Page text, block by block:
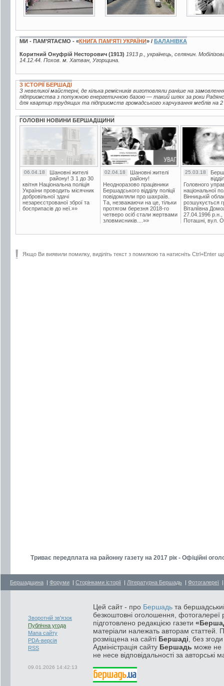
МИ - ПАМ’ЯТАЄМО - «КНИГА ПАМ’ЯТІ УКРАЇНИ» / БАЛАНІВКА
Коритний Онуфрій Несторович (1913) 1913 р., українець, селянин.
14.12.44. Похов. м. Хатван, Угорщина.
З ІСТОРІЇ БЕРШАДІ
З невеликої майстерні, де кілька ремісників виготовляли раніше на
підприємства з потужною енергетичною базою — такий шлях за роки
для квартир трудящих та підприємств громадського харчування меблів на
ГОЛОВНІ НОВИНИ БЕРШАДЩИНИ
06.04.18
Шановні жителі
району! З 1 до 30
квітня Національна поліція
України проводить місячник
добровільної здачі
незареєстрованої зброї та
боєприпасів до неї.»»
02.04.18
Шановні жителі
району!
Неодноразово працівники
Бершадського відділу поліції
повідомляли про шахраїв.
Та, незважаючи на це, тільки
протягом березня 2018-го
четверо осіб стали жертвами
зловмисників....»»
25.03.18
Головного
національної
Вінницькій
розшукується
Віталіївна
27.04.1996 р.н.,
Поташні, вул.
Якщо Ви виявили помилку, виділіть текст з помилкою та натисніть Ctrl+Enter
Триває передплата на районну газету на 2017 рік - Офіційні
Бершадщина | Форуми | Сторінками історії | Літературна Бершадь | Фотогалереї
Зворотній зв'язок
Публічна угода
Мапа сайту
PDA-версія
RSS
09.01.2026 14:42:13
Цей сайт - про Бершадь та
безкоштовні оголошення, фотогалереї
підготовлено редакцією газети
матеріали належать авторам статтей.
розміщена на сайті Бершаді , без
Адміністрація сайту Бершадь може не
не несе відповідальності за авторські